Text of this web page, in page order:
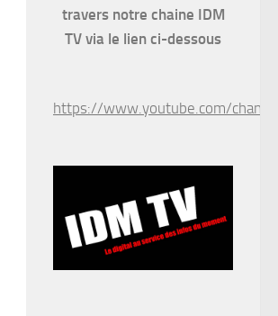
travers notre chaine IDM
TV via le lien ci-dessous
https://www.youtube.com/